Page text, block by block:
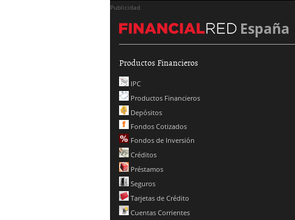
Publicidad
España
Productos Financieros
IPC
Productos Financieros
Depósitos
Fondos Cotizados
Fondos de Inversión
Créditos
Préstamos
Seguros
Tarjetas de Crédito
Cuentas Corrientes